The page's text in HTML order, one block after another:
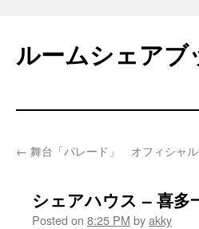
content
ルームシェアブ
← 舞台「パレード」 オフィシャル
シェアハウス – 喜多
Posted on 8:25 PM byakky